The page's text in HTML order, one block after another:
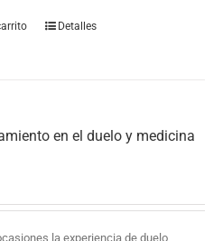
Detalles
en el duelo y medicina
la experiencia de duelo